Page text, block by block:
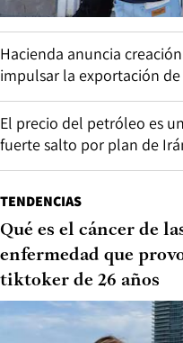
Hacienda anuncia
impulsar la exportación
El precio del petróleo es
fuerte salto por plan de
TENDENCIAS
Qué es el cáncer de
enfermedad que
tiktoker de 26 años